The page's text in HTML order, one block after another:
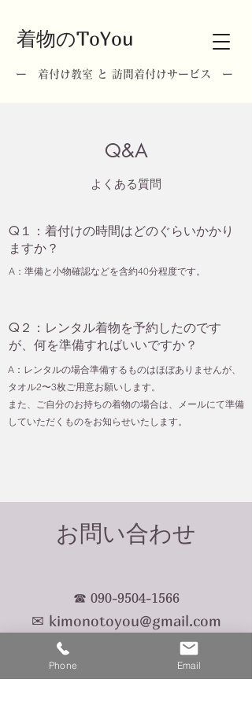
着物のToYou
ー 着付け教室 と 訪問着付けサービス ー
​Q&A
​よくある質問
Q１：着付けの時間はどのぐらいかかり
ますか？
A：準備と小物確認などを含約40分程度です。
Q２：レンタル着物を予約したのです
が、何を準備すればいいですか？
A：レンタルの場合準備するものはほぼありませんが、
タオル2〜3枚ご用意お願いします。
また、ご自分のお持ちの着物の場合は、メールにて準備
していただくものをお知らせいたします。
​お問い合わせ
☎ 090-9504-1566
✉ kimonotoyou@gmail.com
広島市南区西蟹屋3丁目13番14号
Phone Email